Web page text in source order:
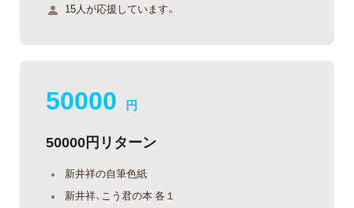
15人が応援しています。
50000 円
50000円リターン
新井祥の自筆色紙
新井祥、こう君の本 各１